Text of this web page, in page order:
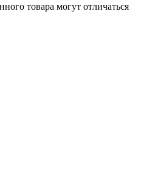
товара могут отличаться